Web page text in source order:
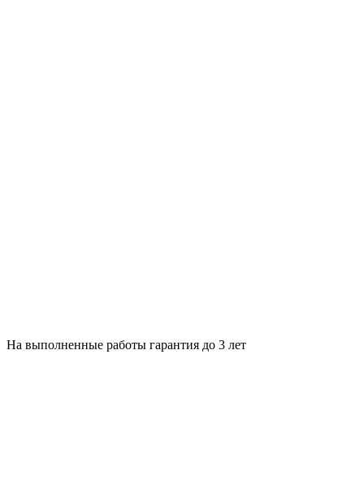
На выполненные работы гарантия до 3 лет